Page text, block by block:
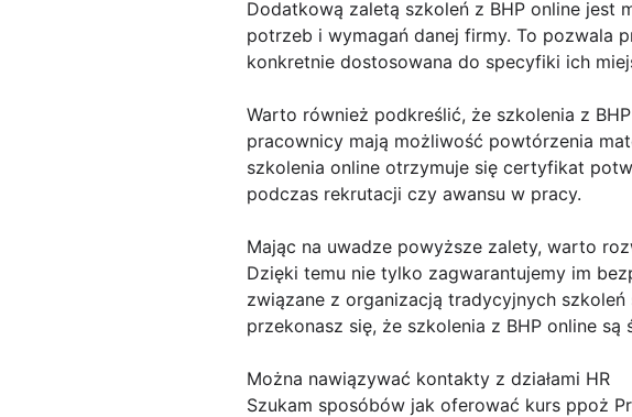
Dodatkową zaletą szkoleń z BHP online
potrzeb i wymagań danej firmy. To pozwala
konkretnie dostosowana do specyfiki ich
Warto również podkreślić, że szkolenia z
pracownicy mają możliwość powtórzenia
szkolenia online otrzymuje się certyfikat
podczas rekrutacji czy awansu w pracy.
Mając na uwadze powyższe zalety, warto
Dzięki temu nie tylko zagwarantujemy im
związane z organizacją tradycyjnych
przekonasz się, że szkolenia z BHP online
Można nawiązywać kontakty z działami HR
Szukam sposóbów jak oferować kurs ppoż